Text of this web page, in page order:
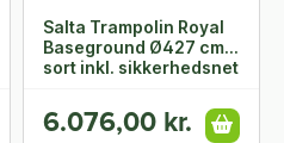
Salta Trampolin Royal
Baseground Ø427 cm,
sort inkl. sikkerhedsnet
6.076,00 kr.